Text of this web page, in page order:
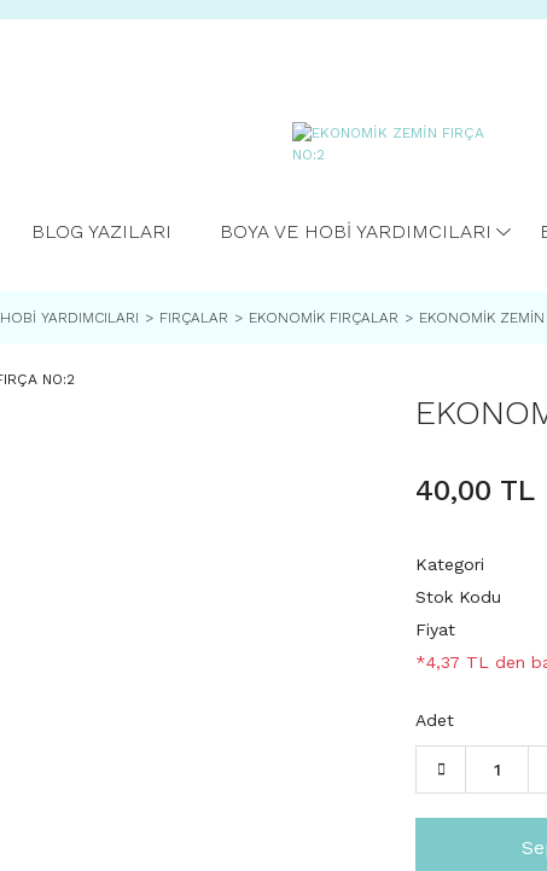
BLOG YAZILARI BOYA VE HOBİ YARDIMCILARI
HOBİ YARDIMCILARI FIRÇALAR EKONOMİK FIRÇALAR EKONOMİK
40,00 TL
Kategori
Stok Kodu
Fiyat
*4,37 TL den
Adet